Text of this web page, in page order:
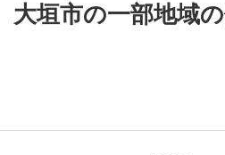
大垣市の一部地域